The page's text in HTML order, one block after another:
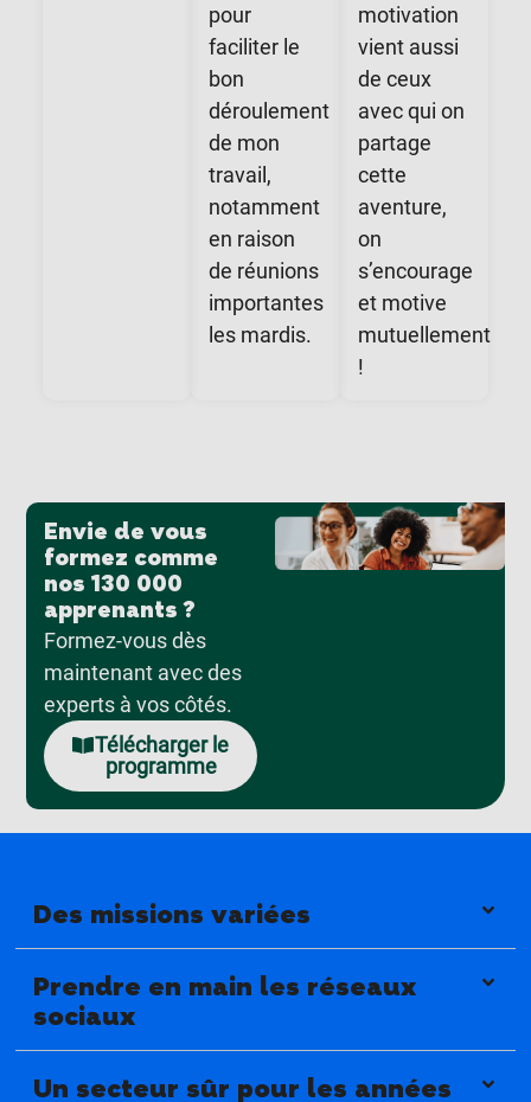
pour
faciliter le
bon
déroulement
de mon
travail,
notamment
en raison
de réunions
importantes
les mardis.
motivation
vient aussi
de ceux
avec qui on
partage
cette
aventure,
on
s’encourage
et motive
mutuellement
!
Envie de vous
formez comme
nos 130 000
apprenants ?
Formez-vous dès
maintenant avec des
experts à vos côtés.
Télécharger le
programme
Des missions variées
Prendre en main les réseaux
sociaux
Un secteur sûr pour les années